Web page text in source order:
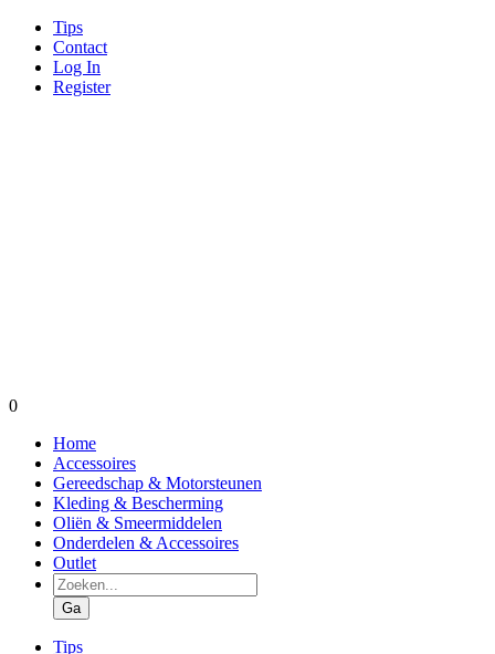
Tips
Contact
Log In
Register
0
Home
Accessoires
Gereedschap & Motorsteunen
Kleding & Bescherming
Oliën & Smeermiddelen
Onderdelen & Accessoires
Outlet
Producten
zoeken
Ga
Tips